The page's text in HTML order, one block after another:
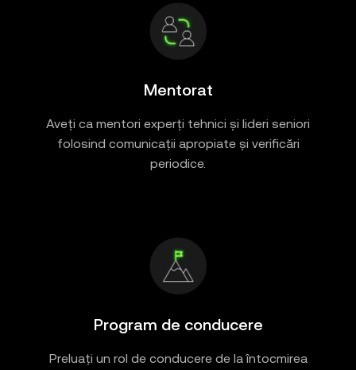
Mentorat
Aveți ca mentori experți tehnici și lideri seniori
folosind comunicații apropiate și verificări
periodice.
Program de conducere
Preluați un rol de conducere de la întocmirea